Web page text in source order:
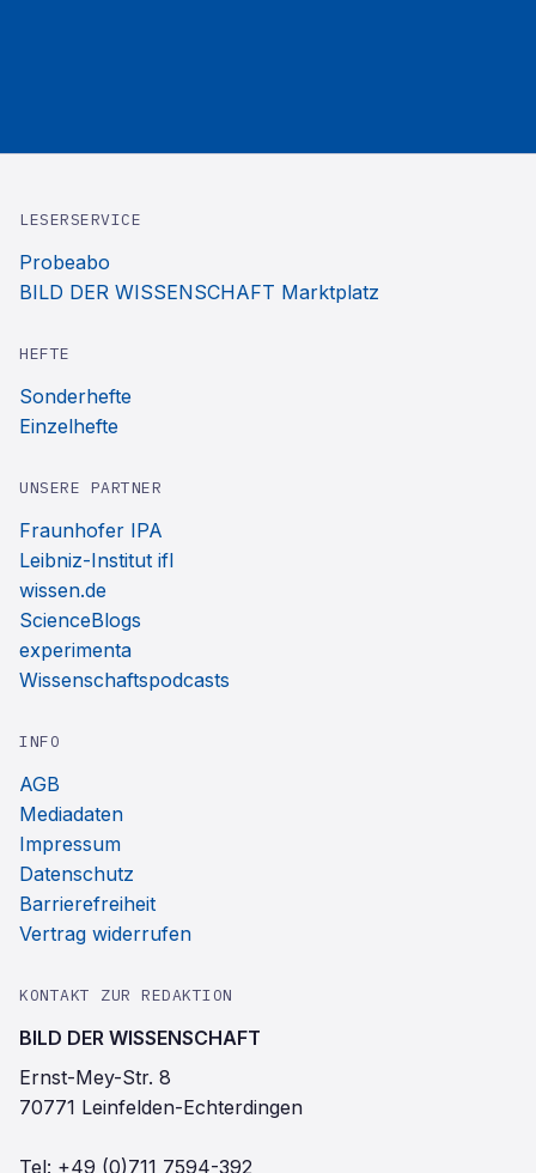
LESERSERVICE
Probeabo
BILD DER WISSENSCHAFT Marktplatz
HEFTE
Sonderhefte
Einzelhefte
UNSERE PARTNER
Fraunhofer IPA
Leibniz-Institut ifl
wissen.de
ScienceBlogs
experimenta
Wissenschaftspodcasts
INFO
AGB
Mediadaten
Impressum
Datenschutz
Barrierefreiheit
Vertrag widerrufen
KONTAKT ZUR REDAKTION
BILD DER WISSENSCHAFT
Ernst-Mey-Str. 8
70771 Leinfelden-Echterdingen
Tel: +49 (0)711 7594-392